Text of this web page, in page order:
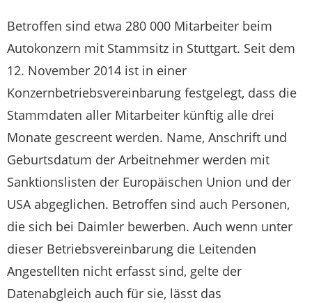
Betroffen sind etwa 280 000 Mitarbeiter beim
Autokonzern mit Stammsitz in Stuttgart. Seit dem
12. November 2014 ist in einer
Konzernbetriebsvereinbarung festgelegt, dass die
Stammdaten aller Mitarbeiter künftig alle drei
Monate gescreent werden. Name, Anschrift und
Geburtsdatum der Arbeitnehmer werden mit
Sanktionslisten der Europäischen Union und der
USA abgeglichen. Betroffen sind auch Personen,
die sich bei Daimler bewerben. Auch wenn unter
dieser Betriebsvereinbarung die Leitenden
Angestellten nicht erfasst sind, gelte der
Datenabgleich auch für sie, lässt das